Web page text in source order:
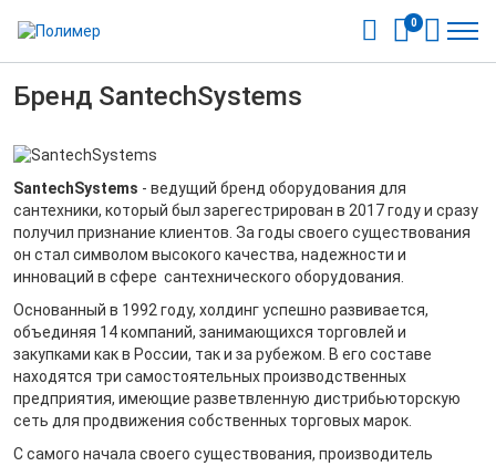
0
Бренд SantechSystems
SantechSystems - ведущий бренд оборудования для
сантехники, который был зарегестрирован в 2017 году и сразу
получил признание клиентов. За годы своего существования
он стал символом высокого качества, надежности и
инноваций в сфере сантехнического оборудования.
Основанный в 1992 году, холдинг успешно развивается,
объединяя 14 компаний, занимающихся торговлей и
закупками как в России, так и за рубежом. В его составе
находятся три самостоятельных производственных
предприятия, имеющие разветвленную дистрибьюторскую
сеть для продвижения собственных торговых марок.
С самого начала своего существования, производитель